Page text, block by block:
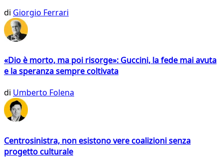
di Giorgio Ferrari
«Dio è morto, ma poi risorge»: Guccini, la fede mai avuta
e la speranza sempre coltivata
di Umberto Folena
Centrosinistra, non esistono vere coalizioni senza
progetto culturale